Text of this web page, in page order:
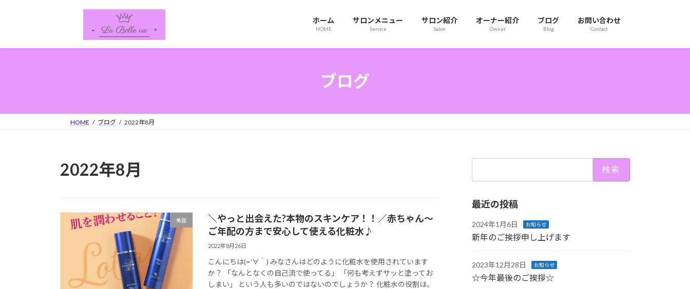
プ
動
ホーム
HOME
サロンメニュー
Service
サロン紹介
Salon
オーナー紹介
Owner
ブログ
Blog
お問い合わせ
Contact
ブログ
HOME ブログ 2022年8月
2022年8月
美容
＼やっと出会えた?本物のスキンケア！！／赤ちゃん〜
ご年配の方まで安心して使える化粧水♪
2022年8月26日
こんにちは(=´∀｀) みなさんはどのように化粧水を使用されています
か？ 「なんとなくの自己流で使ってる」 「何も考えずサッと塗ってお
しまい」 という人も多いのではないのでしょうか？ 化粧水の役割は、
最近の投稿
2024年1月6日 お知らせ
新年のご挨拶申し上げます
2023年12月28日 お知らせ
☆今年最後のご挨拶☆